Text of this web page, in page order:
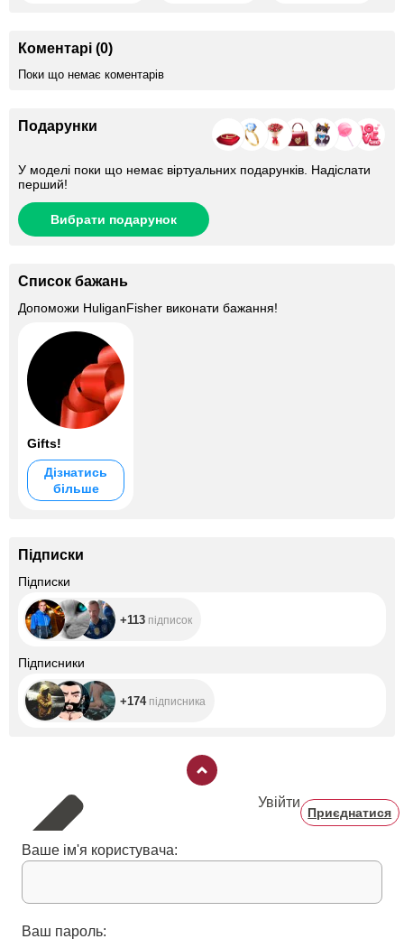
Коментарі (0)
Поки що немає коментарів
Подарунки
У моделі поки що немає віртуальних подарунків. Надіслати
перший!
Вибрати подарунок
Список бажань
Допоможи HuliganFisher виконати бажання!
Gifts!
Дізнатись
більше
Підписки
Підписки
+113 підписок
Підписники
+174підписника
Увійти
Приєднатися
Ваше ім'я користувача:
Ваш пароль: